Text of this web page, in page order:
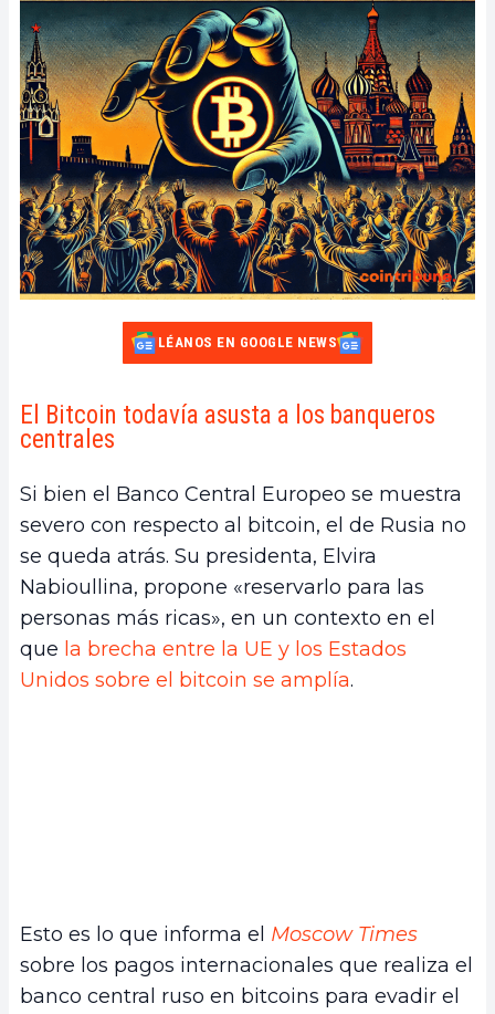
LÉANOS EN GOOGLE NEWS
El Bitcoin todavía asusta a los banqueros
centrales
Si bien el Banco Central Europeo se muestra
severo con respecto al bitcoin, el de Rusia no
se queda atrás. Su presidenta, Elvira
Nabioullina, propone «reservarlo para las
personas más ricas», en un contexto en el
que la brecha entre la UE y los Estados
Unidos sobre el bitcoin se amplía.
Esto es lo que informa el Moscow Times
sobre los pagos internacionales que realiza el
banco central ruso en bitcoins para evadir el